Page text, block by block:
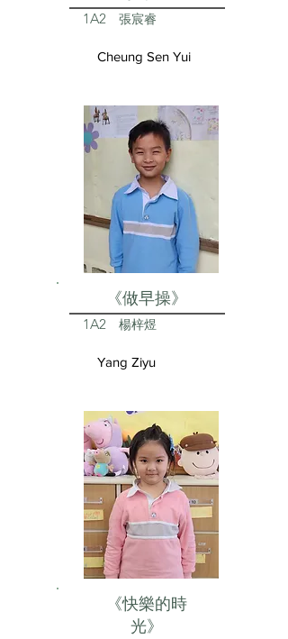
1A2 張宸睿
Cheung Sen Yui
《做早操》
1A2 楊梓煜
Yang Ziyu
《快樂的時
光》